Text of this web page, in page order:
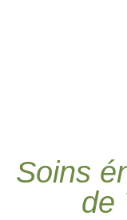
Soins
de